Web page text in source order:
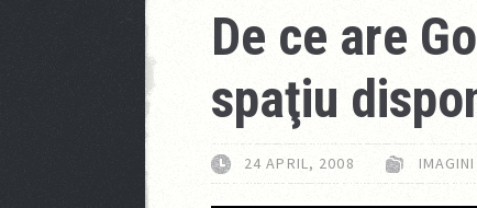
De ce are
spaţiu
24 APRIL, 2008 IMAGINI